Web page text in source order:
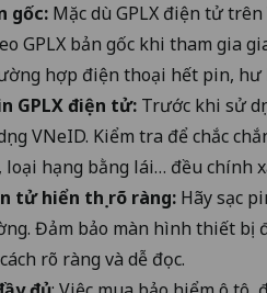
gốc: Mặc dù GPLX điện tử
GPLX bản gốc khi tham gia
hợp điện thoại hết pin, hư
GPLX điện tử: Trước khi sử
VNeID. Kiểm tra để chắc
hạng bằng lái… đều chính
tử hiển thị rõ ràng: Hãy sạc
Đảm bảo màn hình thiết bị
rõ ràng và dễ đọc.